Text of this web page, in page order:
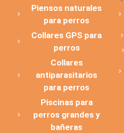
Piensos naturales
para perros
Collares GPS para
perros
Collares
antiparasitarios
para perros
Piscinas para
perros grandes y
bañeras